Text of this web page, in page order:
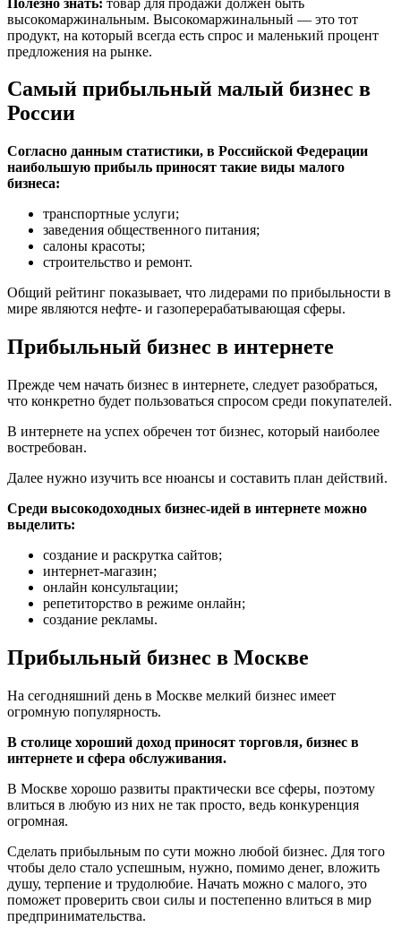
высокомаржинальным. Высокомаржинальный — это тот
продукт, на который всегда есть спрос и маленький процент
предложения на рынке.
Самый прибыльный малый бизнес в
России
Согласно данным статистики, в Российской Федерации
наибольшую прибыль приносят такие виды малого
бизнеса:
транспортные услуги;
заведения общественного питания;
салоны красоты;
строительство и ремонт.
Общий рейтинг показывает, что лидерами по прибыльности в
мире являются нефте- и газоперерабатывающая сферы.
Прибыльный бизнес в интернете
Прежде чем начать бизнес в интернете, следует разобраться,
что конкретно будет пользоваться спросом среди покупателей.
В интернете на успех обречен тот бизнес, который наиболее
востребован.
Далее нужно изучить все нюансы и составить план действий.
Среди высокодоходных бизнес-идей в интернете можно
выделить:
создание и раскрутка сайтов;
интернет-магазин;
онлайн консультации;
репетиторство в режиме онлайн;
создание рекламы.
Прибыльный бизнес в Москве
На сегодняшний день в Москве мелкий бизнес имеет
огромную популярность.
В столице хороший доход приносят торговля, бизнес в
интернете и сфера обслуживания.
В Москве хорошо развиты практически все сферы, поэтому
влиться в любую из них не так просто, ведь конкуренция
огромная.
Сделать прибыльным по сути можно любой бизнес. Для того
чтобы дело стало успешным, нужно, помимо денег, вложить
душу, терпение и трудолюбие. Начать можно с малого, это
поможет проверить свои силы и постепенно влиться в мир
предпринимательства.